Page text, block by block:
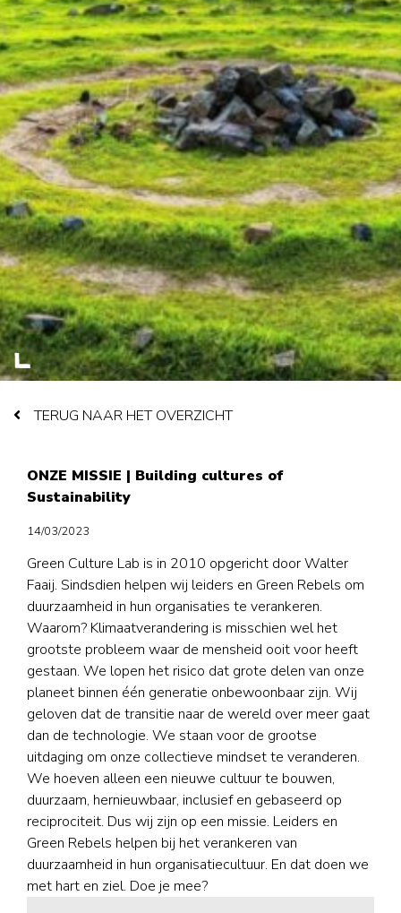
TERUG NAAR HET OVERZICHT
ONZE MISSIE | Building cultures of
Sustainability
14/03/2023
Green Culture Lab is in 2010 opgericht door Walter
Faaij. Sindsdien helpen wij leiders en Green Rebels om
duurzaamheid in hun organisaties te verankeren.
Waarom? Klimaatverandering is misschien wel het
grootste probleem waar de mensheid ooit voor heeft
gestaan. We lopen het risico dat grote delen van onze
planeet binnen één generatie onbewoonbaar zijn. Wij
geloven dat de transitie naar de wereld over meer gaat
dan de technologie. We staan voor de grootse
uitdaging om onze collectieve mindset te veranderen.
We hoeven alleen een nieuwe cultuur te bouwen,
duurzaam, hernieuwbaar, inclusief en gebaseerd op
reciprociteit. Dus wij zijn op een missie. Leiders en
Green Rebels helpen bij het verankeren van
duurzaamheid in hun organisatiecultuur. En dat doen we
met hart en ziel. Doe je mee?